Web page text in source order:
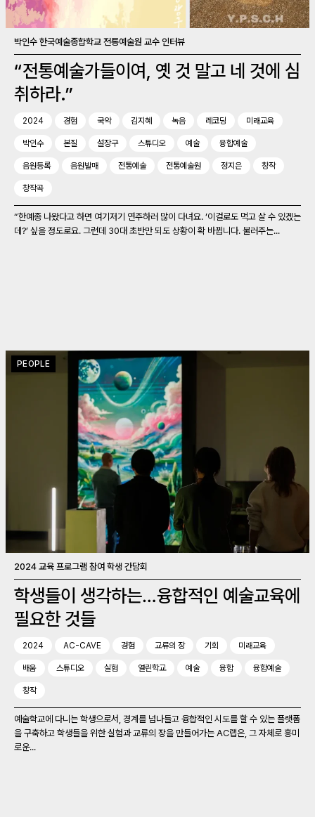
박인수 한국예술종합학교 전통예술원 교수 인터뷰
“전통예술가들이여, 옛 것 말고 네 것에 심
취하라.”
2024 경험 국악 김지혜 녹음 레코딩 미래교육
박인수 본질 설장구 스튜디오 예술 융합예술
음원등록 음원발매 전통예술 전통예술원 정지은 창작
창작곡
“한예종 나왔다고 하면 여기저기 연주하러 많이 다녀요. ‘이걸로도 먹고 살 수 있겠는
데?’ 싶을 정도로요. 그런데 30대 초반만 되도 상황이 확 바뀝니다. 불러주는...
PEOPLE
2024 교육 프로그램 참여 학생 간담회
학생들이 생각하는…융합적인 예술교육에
필요한 것들
2024 AC-CAVE 경험 교류의 장 기회 미래교육
배움 스튜디오 실험 열린학교 예술 융합 융합예술
창작
예술학교에 다니는 학생으로서, 경계를 넘나들고 융합적인 시도를 할 수 있는 플랫폼
을 구축하고 학생들을 위한 실험과 교류의 장을 만들어가는 AC랩은, 그 자체로 흥미
로운...